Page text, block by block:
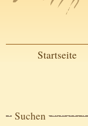
Startseite
Suchen